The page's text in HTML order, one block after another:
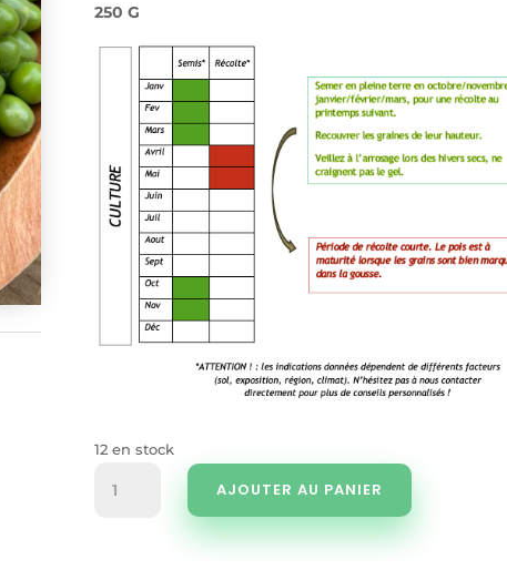
250 G
12 en stock
AJOUTER AU PANIER